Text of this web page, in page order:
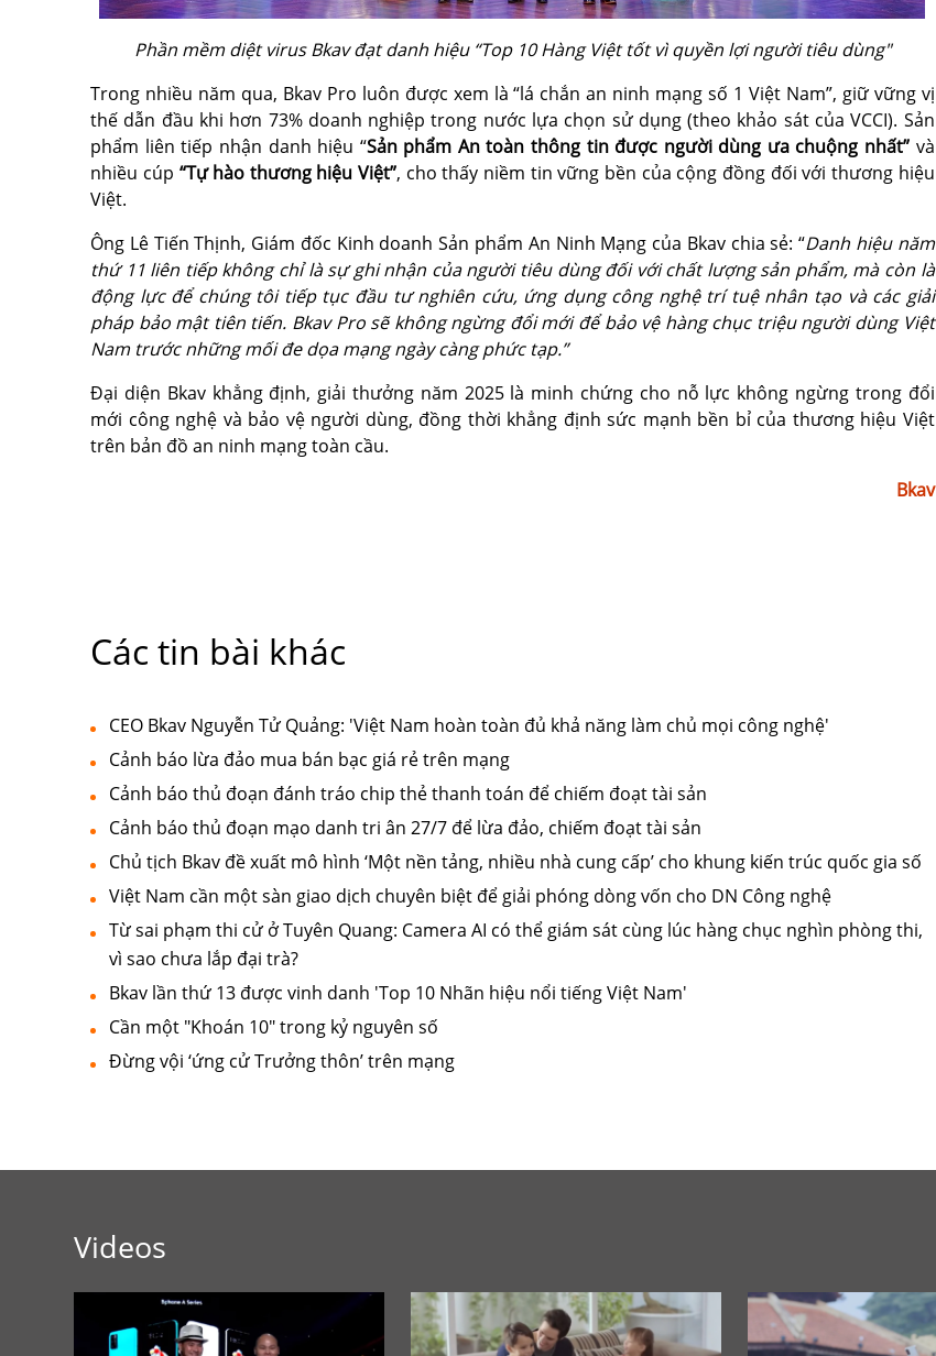
Phần mềm diệt virus Bkav đạt danh hiệu “Top 10 Hàng Việt tốt vì quyền lợi người tiêu dùng"
Trong nhiều năm qua, Bkav Pro luôn được xem là “lá chắn an ninh mạng số 1 Việt Nam”, giữ vững vị
thế dẫn đầu khi hơn 73% doanh nghiệp trong nước lựa chọn sử dụng (theo khảo sát của VCCI). Sản
phẩm liên tiếp nhận danh hiệu “Sản phẩm An toàn thông tin được người dùng ưa chuộng nhất” và
nhiều cúp “Tự hào thương hiệu Việt”, cho thấy niềm tin vững bền của cộng đồng đối với thương hiệu
Việt.
Ông Lê Tiến Thịnh, Giám đốc Kinh doanh Sản phẩm An Ninh Mạng của Bkav chia sẻ: “Danh hiệu năm
thứ 11 liên tiếp không chỉ là sự ghi nhận của người tiêu dùng đối với chất lượng sản phẩm, mà còn là
động lực để chúng tôi tiếp tục đầu tư nghiên cứu, ứng dụng công nghệ trí tuệ nhân tạo và các giải
pháp bảo mật tiên tiến. Bkav Pro sẽ không ngừng đổi mới để bảo vệ hàng chục triệu người dùng Việt
Nam trước những mối đe dọa mạng ngày càng phức tạp.”
Đại diện Bkav khẳng định, giải thưởng năm 2025 là minh chứng cho nỗ lực không ngừng trong đổi
mới công nghệ và bảo vệ người dùng, đồng thời khẳng định sức mạnh bền bỉ của thương hiệu Việt
trên bản đồ an ninh mạng toàn cầu.
Bkav
Các tin bài khác
CEO Bkav Nguyễn Tử Quảng: 'Việt Nam hoàn toàn đủ khả năng làm chủ mọi công nghệ'
Cảnh báo lừa đảo mua bán bạc giá rẻ trên mạng
Cảnh báo thủ đoạn đánh tráo chip thẻ thanh toán để chiếm đoạt tài sản
Cảnh báo thủ đoạn mạo danh tri ân 27/7 để lừa đảo, chiếm đoạt tài sản
Chủ tịch Bkav đề xuất mô hình ‘Một nền tảng, nhiều nhà cung cấp’ cho khung kiến trúc quốc gia số
Việt Nam cần một sàn giao dịch chuyên biệt để giải phóng dòng vốn cho DN Công nghệ
Từ sai phạm thi cử ở Tuyên Quang: Camera AI có thể giám sát cùng lúc hàng chục nghìn phòng thi,
vì sao chưa lắp đại trà?
Bkav lần thứ 13 được vinh danh 'Top 10 Nhãn hiệu nổi tiếng Việt Nam'
Cần một "Khoán 10" trong kỷ nguyên số
Đừng vội ‘ứng cử Trưởng thôn’ trên mạng
Videos